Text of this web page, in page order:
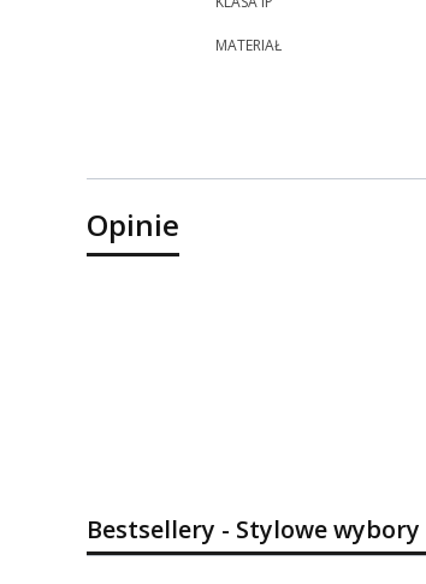
MATERIAŁ
Opinie
Bestsellery - Stylowe